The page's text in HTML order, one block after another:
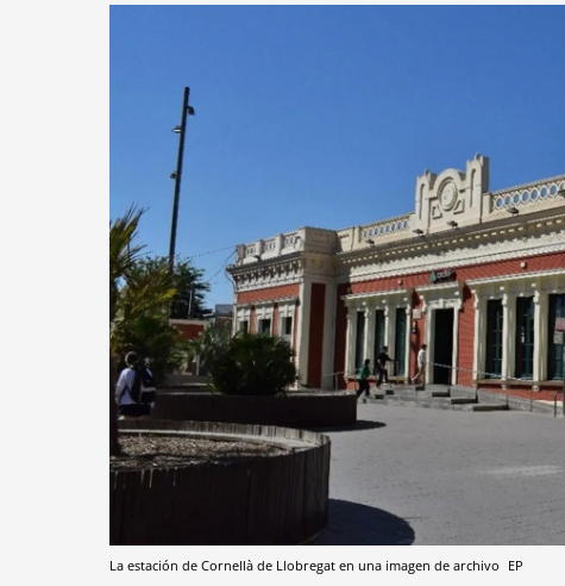
La estación de Cornellà de Llobregat en una imagen de archivo EP